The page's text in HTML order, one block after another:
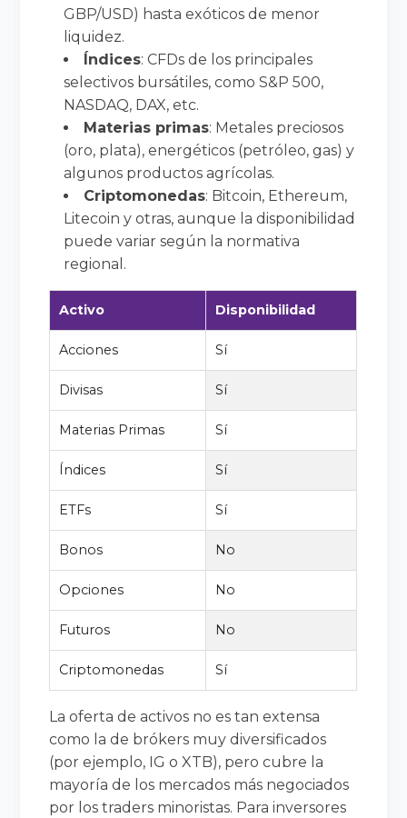
GBP/USD) hasta exóticos de menor
liquidez.
Índices: CFDs de los principales
selectivos bursátiles, como S&P 500,
NASDAQ, DAX, etc.
Materias primas: Metales preciosos
(oro, plata), energéticos (petróleo, gas) y
algunos productos agrícolas.
Criptomonedas: Bitcoin, Ethereum,
Litecoin y otras, aunque la disponibilidad
puede variar según la normativa
regional.
Activo Disponibilidad
Acciones Sí
Divisas Sí
Materias Primas Sí
Índices Sí
ETFs Sí
Bonos No
Opciones No
Futuros No
Criptomonedas Sí
La oferta de activos no es tan extensa
como la de brókers muy diversificados
(por ejemplo, IG o XTB), pero cubre la
mayoría de los mercados más negociados
por los traders minoristas. Para inversores